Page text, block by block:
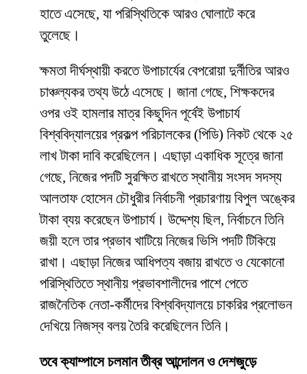
হাতে এসেছে, যা পরিস্থিতিকে আরও ঘোলাটে করে
তুলেছে।
​ক্ষমতা দীর্ঘস্থায়ী করতে উপাচার্যের বেপরোয়া দুর্নীতির আরও
চাঞ্চল্যকর তথ্য উঠে এসেছে। জানা গেছে, শিক্ষকদের
ওপর ওই হামলার মাত্র কিছুদিন পূর্বেই উপাচার্য
বিশ্ববিদ্যালয়ের প্রকল্প পরিচালকের (পিডি) নিকট থেকে ২৫
লাখ টাকা দাবি করেছিলেন। এছাড়া একাধিক সূত্রে জানা
গেছে, নিজের পদটি সুরক্ষিত রাখতে স্থানীয় সংসদ সদস্য
আলতাফ হোসেন চৌধুরীর নির্বাচনী প্রচারণায় বিপুল অঙ্কের
টাকা ব্যয় করেছেন উপাচার্য। উদ্দেশ্য ছিল, নির্বাচনে তিনি
জয়ী হলে তার প্রভাব খাটিয়ে নিজের ভিসি পদটি টিকিয়ে
রাখা। এছাড়া নিজের আধিপত্য বজায় রাখতে ও যেকোনো
পরিস্থিতিতে স্থানীয় প্রভাবশালীদের পাশে পেতে
রাজনৈতিক নেতা-কর্মীদের বিশ্ববিদ্যালয়ে চাকরির প্রলোভন
দেখিয়ে নিজস্ব বলয় তৈরি করেছিলেন তিনি।
তবে ক্যাম্পাসে চলমান তীব্র আন্দোলন ও দেশজুড়ে